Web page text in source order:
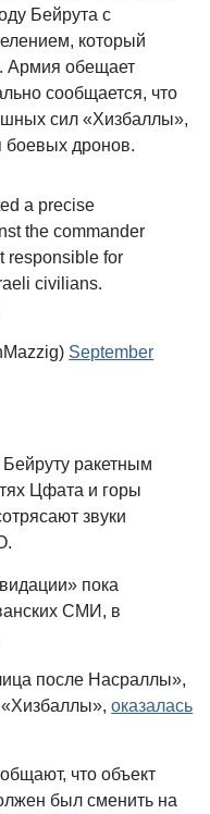
Бейрута с
который
Армия обещает
сообщается, что
сил «Хизбаллы»,
боевых дронов.
a precise
the commander
responsible for
civilians.
September
ракетным
Цфата и горы
звуки
пока
СМИ, в
после Насраллы»,
оказалась
что объект
был сменить на